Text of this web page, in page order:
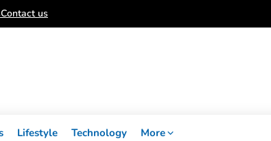
Contact us
Lifestyle Technology More